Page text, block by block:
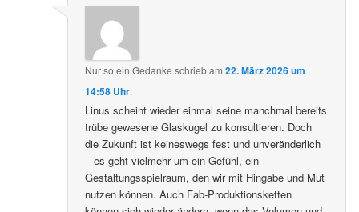
Nur so ein Gedanke schriebam22. März 2026 um
14:58 Uhr:
Linus scheint wieder einmal seine manchmal bereits
trübe gewesene Glaskugel zu konsultieren. Doch
die Zukunft ist keineswegs fest und unveränderlich
– es geht vielmehr um ein Gefühl, ein
Gestaltungsspielraum, den wir mit Hingabe und Mut
nutzen können. Auch Fab-Produktionsketten